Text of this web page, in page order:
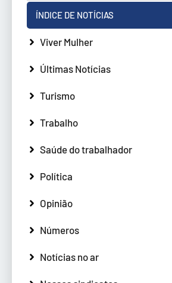
ÍNDICE DE NOTÍCIAS
Viver Mulher
Últimas Notícias
Turismo
Trabalho
Saúde do trabalhador
Política
Opinião
Números
Notícias no ar